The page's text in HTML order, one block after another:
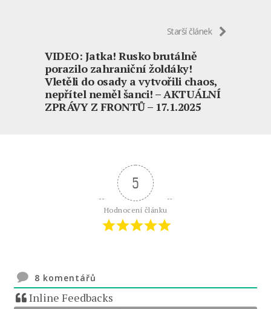
Starší článek
VIDEO: Jatka! Rusko brutálně
porazilo zahraniční žoldáky!
Vletěli do osady a vytvořili chaos,
nepřítel neměl šanci! – AKTUÁLNÍ
ZPRÁVY Z FRONTŮ – 17.1.2025
5
Hodnocení článku
8 komentářů
Inline Feedbacks